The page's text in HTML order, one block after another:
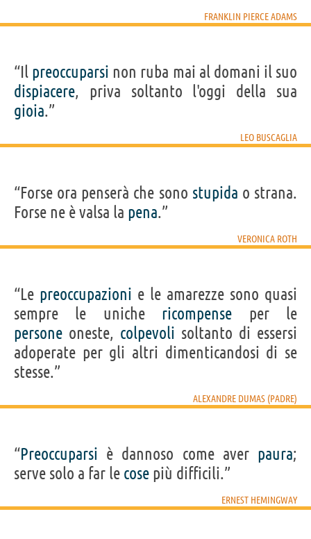
FRANKLIN PIERCE ADAMS
“Il preoccuparsi non ruba mai al domani il suo
dispiacere, priva soltanto l'oggi della sua
gioia.”
LEO BUSCAGLIA
“Forse ora penserà che sono stupida o strana.
Forse ne è valsa la pena.”
VERONICA ROTH
“Le preoccupazioni e le amarezze sono quasi
sempre le uniche ricompense per le
persone oneste, colpevoli soltanto di essersi
adoperate per gli altri dimenticandosi di se
stesse.”
ALEXANDRE DUMAS (PADRE)
“Preoccuparsi è dannoso come aver paura;
serve solo a far le cose più difficili.”
ERNEST HEMINGWAY